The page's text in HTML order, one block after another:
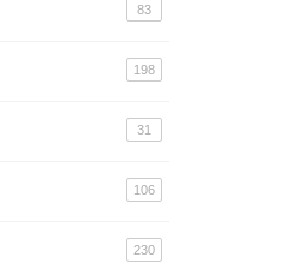
83
198
31
106
230